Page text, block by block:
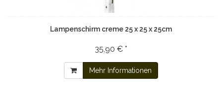
Lampenschirm creme 25 x 25 x 25cm
35,90 € *
Mehr Informationen